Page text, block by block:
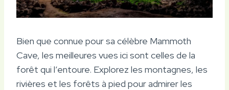
Bien que connue pour sa célèbre Mammoth
Cave, les meilleures vues ici sont celles de la
forêt qui l’entoure. Explorez les montagnes, les
rivières et les forêts à pied pour admirer les